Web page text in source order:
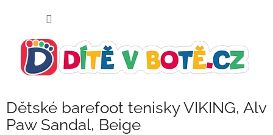
Dětské barefoot tenisky VIKING, Alv
Paw Sandal, Beige